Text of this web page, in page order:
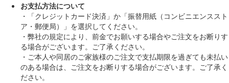
お支払方法について
・「クレジットカード決済」か「振替用紙（コンビニエンススト
ア・郵便局）」を選択してください。
・弊社の規定により、前金でお願いする場合やご注文をお断りす
る場合がございます。ご了承ください。
・ご本人や同居のご家族様のご注文で支払期限を過ぎても未払い
のある場合は、ご注文をお断りする場合がございます。ご了承く
ださい。